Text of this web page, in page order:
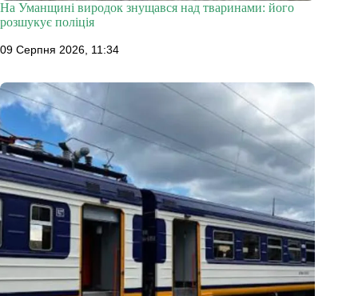
На Уманщині виродок знущався над тваринами: його
розшукує поліція
09 Серпня 2026, 11:34